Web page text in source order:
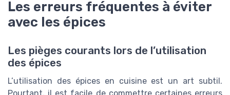
Les erreurs fréquentes à éviter
avec les épices
Les pièges courants lors de l’utilisation
des épices
L’utilisation des épices en cuisine est un art subtil.